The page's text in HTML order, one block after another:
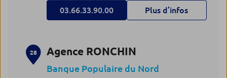
03.66.33.90.00 Plus d’infos
28 Agence RONCHIN
Banque Populaire du Nord